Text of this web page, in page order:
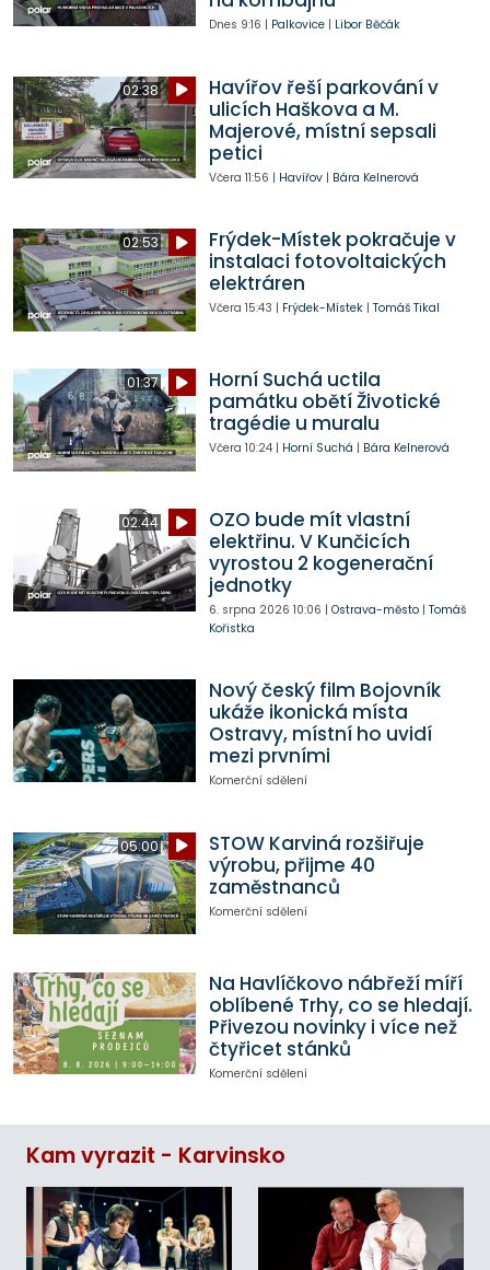
Dnes 9:16 | Palkovice| Libor Běčák
02:38
Havířov řeší parkování v
ulicích Haškova a M.
Majerové, místní sepsali
petici
Včera 11:56 | Havířov| Bára Kelnerová
02:53
Frýdek-Místek pokračuje v
instalaci fotovoltaických
elektráren
Včera 15:43 | Frýdek-Místek| Tomáš Tikal
01:37
Horní Suchá uctila
památku obětí Životické
tragédie u muralu
Včera 10:24| Horní Suchá | Bára Kelnerová
02:44
OZO bude mít vlastní
elektřinu. V Kunčicích
vyrostou 2 kogenerační
jednotky
6. srpna 2026 10:06 | Ostrava-město| Tomáš
Kořistka
Nový český film Bojovník
ukáže ikonická místa
Ostravy, místní ho uvidí
mezi prvními
Komerční sdělení
05:00
STOW Karviná rozšiřuje
výrobu, přijme 40
zaměstnanců
Komerční sdělení
Na Havlíčkovo nábřeží míří
oblíbené Trhy, co se hledají.
Přivezou novinky i více než
čtyřicet stánků
Komerční sdělení
Kam vyrazit - Karvinsko